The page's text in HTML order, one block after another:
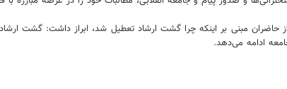
مبنی بر اینکه چرا گشت ارشاد تعطیل شد، ابراز داشت: گشت
ادامه می‌دهد.